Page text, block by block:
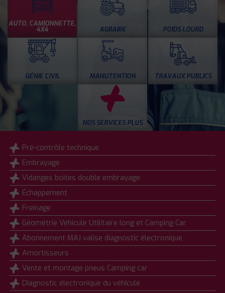
AUTO, CAMIONNETTE,
4X4 AGRAIRE POIDS LOURD
GÉNIE CIVIL MANUTENTION TRAVAUX PUBLICS
NOS SERVICES PLUS
Pré-contrôle technique
Embrayage
Vidanges boites double embrayage
Échappement
Freinage
Géométrie Véhicule Utilitaire long et Camping Car
Abonnement MAJ valise diagnostic électronique
Amortisseurs
Vente et montage pneus Camping car
Diagnostic électronique du véhicule